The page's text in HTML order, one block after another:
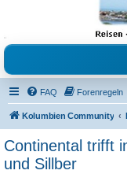
Austausch, Erfahrungen und
FAQ Forenregeln
Kolumbien Community
Continental trifft
und Sillber